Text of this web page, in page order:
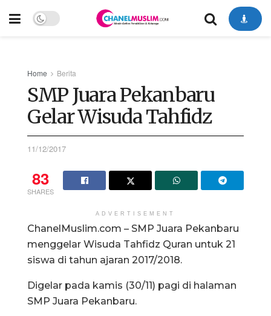
Home Berita
SMP Juara Pekanbaru
Gelar Wisuda Tahfidz
11/12/2017
83
SHARES
ADVERTISEMENT
ChanelMuslim.com – SMP Juara Pekanbaru
menggelar Wisuda Tahfidz Quran untuk 21
siswa di tahun ajaran 2017/2018.
Digelar pada kamis (30/11) pagi di halaman
SMP Juara Pekanbaru.